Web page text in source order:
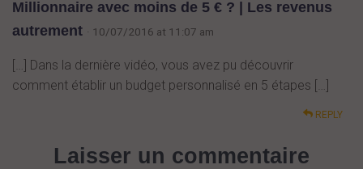
Millionnaire avec moins de 5 € ? | Les revenus
autrement · 10/07/2016 at 11:07 am
[…] Dans la dernière vidéo, vous avez pu découvrir
comment établir un budget personnalisé en 5 étapes […]
REPLY
Laisser un commentaire